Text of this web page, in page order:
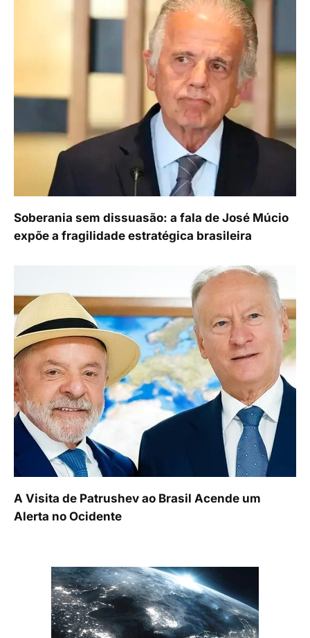
Soberania sem dissuasão: a fala de José Múcio
expõe a fragilidade estratégica brasileira
A Visita de Patrushev ao Brasil Acende um
Alerta no Ocidente